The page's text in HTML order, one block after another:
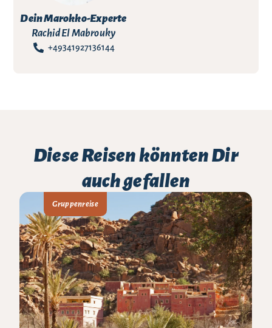
Dein Marokko-Experte
Rachid El Mabrouky
+49341927136144
Diese Reisen könnten Dir
auch gefallen
Gruppenreise